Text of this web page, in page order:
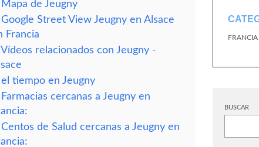
Mapa de Jeugny
Google Street View Jeugny en Alsace
Francia
Vídeos relacionados con Jeugny -
el tiempo en Jeugny
Farmacias cercanas a Jeugny en
Centos de Salud cercanas a Jeugny en
FRANCIA
BUSCAR